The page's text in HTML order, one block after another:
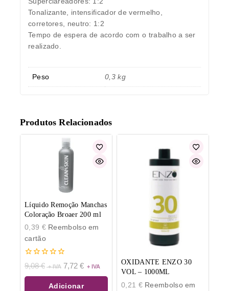
Tonalizante, intensificador de vermelho,
corretores, neutro: 1:2
Tempo de espera de acordo com o trabalho a ser
realizado.
Peso 0,3 kg
Produtos Relacionados
Líquido Remoção Manchas
Coloração Broaer 200 ml
0,39 €Reembolso em
cartão
0
de
5
9,08€ 7,72 €
Adicionar
OXIDANTE ENZO 30
VOL – 1000ML
0,21 €Reembolso em